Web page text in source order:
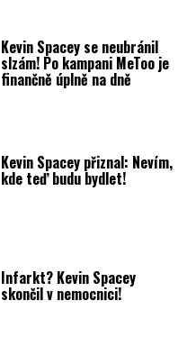
Kevin Spacey se neubránil
slzám! Po kampani MeToo je
finančně úplně na dně
Kevin Spacey přiznal: Nevím,
kde teď budu bydlet!
Infarkt? Kevin Spacey
skončil v nemocnici!